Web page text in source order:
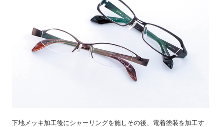
下地メッキ加工後にシャーリングを施しその後、電着塗装を加工す